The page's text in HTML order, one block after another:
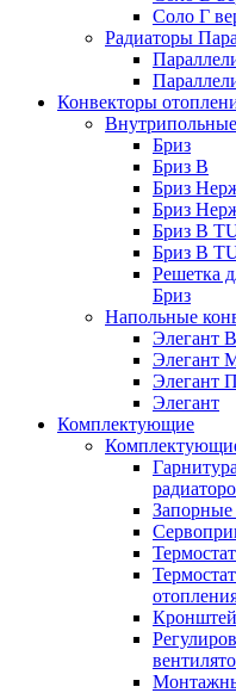
Соло Г
Радиаторы
Конвекторы
Бриз
Бриз В
Бриз
Бриз
Бриз В
Бриз В
Решетка
Бриз
Напольные
Элегант В
Элегант
Элегант
Элегант
Комплектующие